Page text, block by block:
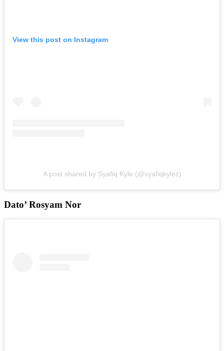
View this post on Instagram
A post shared by Syafiq Kyle (@syafiqkylez)
Dato’ Rosyam Nor